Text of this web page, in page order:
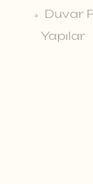
Duvar
Yapılar